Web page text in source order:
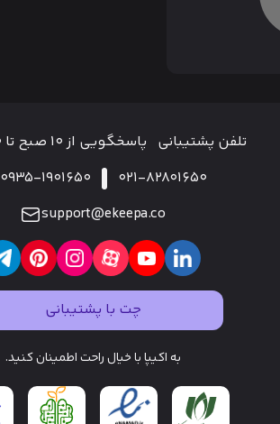
تلفن پشتیبانی پاسخگویی از ۱۰ صبح تا ۱۰:۳۰ شب
021-82801650
0935-1901650
support@ekeepa.co
چت با پشتیبانی
به اکیپا با خیال راحت اطمینان کنید.